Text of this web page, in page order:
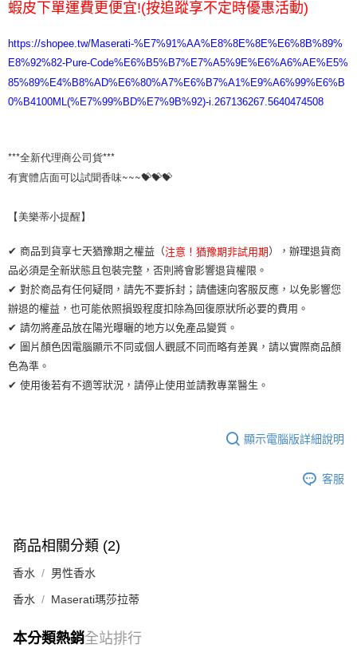
蝦皮下單運費更便宜!(按追蹤享不定時優惠活動)
https://shopee.tw/Maserati-%E7%91%AA%E8%8E%8E%E6%8B%89%
E8%92%82-Pure-Code%E6%B5%B7%E7%A5%9E%E6%A6%AE%E5%
85%89%E4%B8%AD%E6%80%A7%E6%B7%A1%E9%A6%99%E6%B
0%B4100ML(%E7%99%BD%E7%9B%92)-i.267136267.5640474508
***全新代理商公司貨***
有實體店面可以試聞香味~~~💝💝💝
【美樂蒂小提醒】
✔ 商品到貨享七天猶豫期之權益（注意！猶豫期非試用期），辦理退貨商
品必須是全新狀態且包裝完整，否則將會影響退貨權限。
✔ 對於商品有任何疑問，請先不要拆封；請儘速向客服反應，以免影響您
辦退的權益，也可能依照損毀程度扣除為回復原狀所必要的費用。
✔ 請勿將產品放在陽光曝曬的地方以免產品變質。
✔ 圖片顏色因電腦顯示不同或個人觀感不同而略有差異，請以實際商品顏
色為準。
✔ 使用後若有不適等狀況，請停止使用並請教專業醫生。
顯示電腦版詳細說明
客服
商品相關分類 (2)
香水 男性香水
香水 Maserati瑪莎拉蒂
本分類熱銷全站排行